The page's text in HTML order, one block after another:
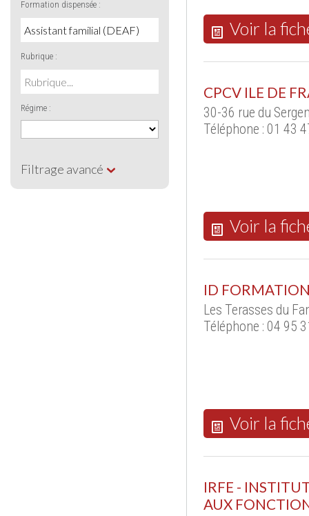
Formation dispensée :
Rubrique :
Régime :
Filtrage avancé
Voir la
CPCV ILE DE
30-36 rue du
Téléphone : 01 43
Voir la
ID
Les Terasses du
Téléphone : 04 95
Voir la
IRFE -
AUX